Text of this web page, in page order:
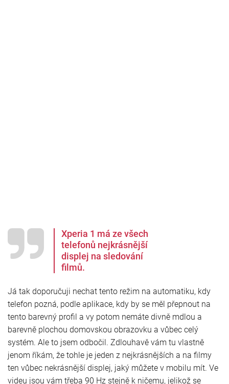
Xperia 1 má ze všech
telefonů nejkrásnější
displej na sledování
filmů.
Já tak doporučuji nechat tento režim na automatiku, kdy
telefon pozná, podle aplikace, kdy by se měl přepnout na
tento barevný profil a vy potom nemáte divně mdlou a
barevně plochou domovskou obrazovku a vůbec celý
systém. Ale to jsem odbočil. Zdlouhavě vám tu vlastně
jenom říkám, že tohle je jeden z nejkrásnějších a na filmy
ten vůbec nekrásnější displej, jaký můžete v mobilu mít. Ve
videu jsou vám třeba 90 Hz stejně k ničemu, jelikož se